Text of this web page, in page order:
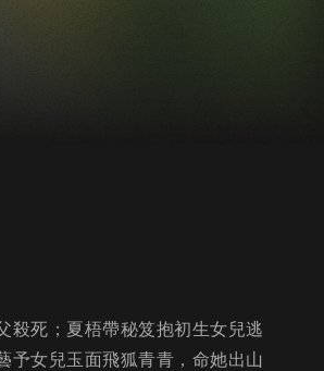
殺死；夏梧帶秘笈抱初生女兒逃
予女兒玉面飛狐青青，命她出山